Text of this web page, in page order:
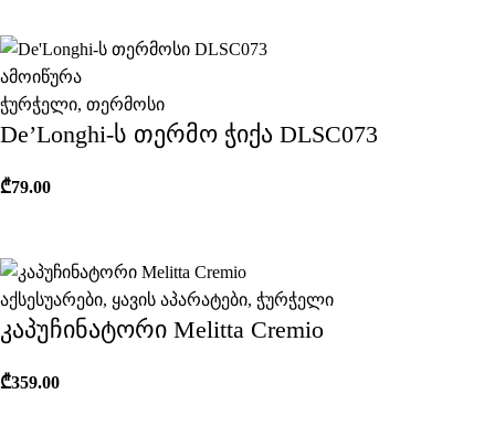
ამოიწურა
ჭურჭელი, თერმოსი
De’Longhi-ს თერმო ჭიქა DLSC073
₾79.00
აქსესუარები, ყავის აპარატები, ჭურჭელი
კაპუჩინატორი Melitta Cremio
₾359.00